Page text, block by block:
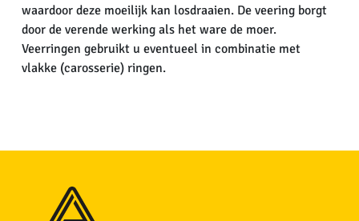
waardoor deze moeilijk kan losdraaien. De veering borgt
door de verende werking als het ware de moer.
Veerringen gebruikt u eventueel in combinatie met
vlakke (carosserie) ringen.